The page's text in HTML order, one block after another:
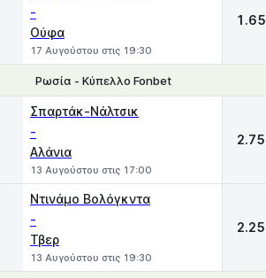
-
Ούφα
17 Αυγούστου στις 19:30
1.65
Ρωσία - Κύπελλο Fonbet
Σπαρτάκ-Νάλτσικ
-
Αλάνια
13 Αυγούστου στις 17:00
2.75
Ντινάμο Βολόγκντα
-
Τβερ
13 Αυγούστου στις 19:30
2.25